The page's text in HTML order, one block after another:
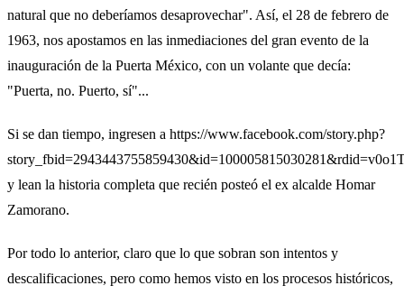
natural que no deberíamos desaprovechar". Así, el 28 de febrero de
1963, nos apostamos en las inmediaciones del gran evento de la
inauguración de la Puerta México, con un volante que decía:
"Puerta, no. Puerto, sí"...
Si se dan tiempo, ingresen a https://www.facebook.com/story.php?
y lean la historia completa que recién posteó el ex alcalde Homar
Zamorano.
Por todo lo anterior, claro que lo que sobran son intentos y
descalificaciones, pero como hemos visto en los procesos históricos,